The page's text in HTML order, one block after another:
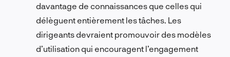
davantage de connaissances que celles qui
délèguent entièrement les tâches. Les
dirigeants devraient promouvoir des modèles
d’utilisation qui encouragent l’engagement